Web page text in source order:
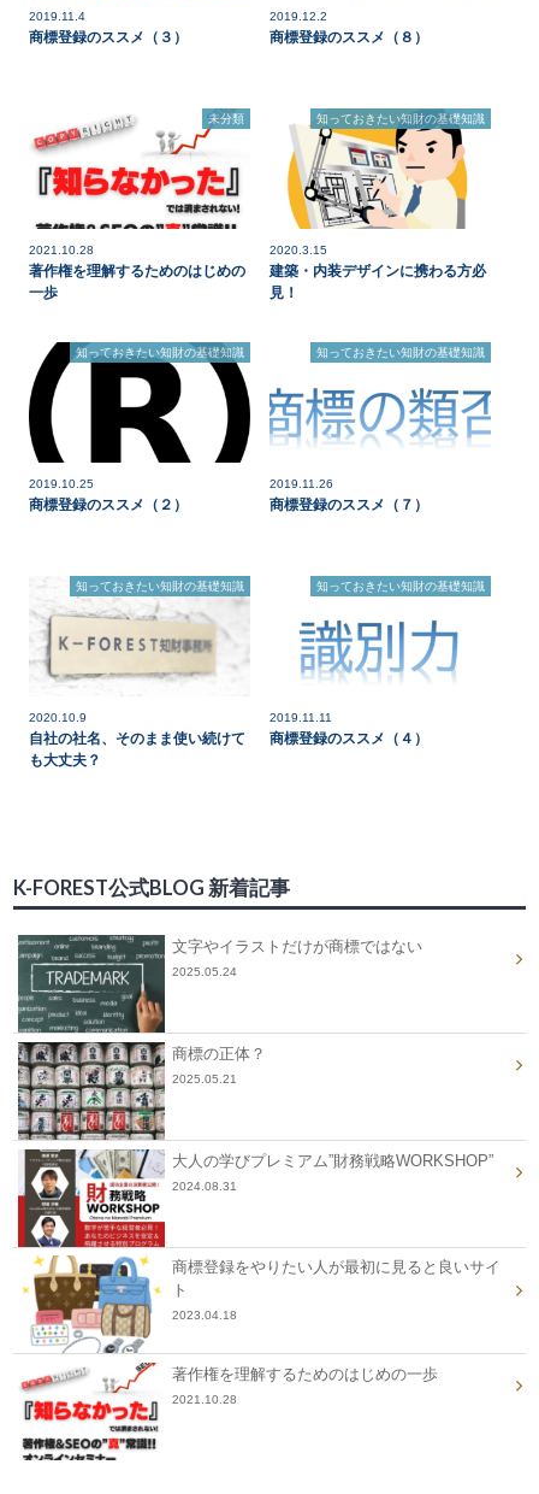
2019.11.4
商標登録のススメ（３）
2019.12.2
商標登録のススメ（８）
未分類
2021.10.28
著作権を理解するためのはじめの
一歩
知っておきたい知財の基礎知識
2020.3.15
建築・内装デザインに携わる方必
見！
知っておきたい知財の基礎知識
2019.10.25
商標登録のススメ（２）
知っておきたい知財の基礎知識
2019.11.26
商標登録のススメ（７）
知っておきたい知財の基礎知識
2020.10.9
自社の社名、そのまま使い続けて
も大丈夫？
知っておきたい知財の基礎知識
2019.11.11
商標登録のススメ（４）
K-FOREST公式BLOG 新着記事
文字やイラストだけが商標ではない
2025.05.24
商標の正体？
2025.05.21
大人の学びプレミアム”財務戦略WORKSHOP”
2024.08.31
商標登録をやりたい人が最初に見ると良いサイ
ト
2023.04.18
著作権を理解するためのはじめの一歩
2021.10.28